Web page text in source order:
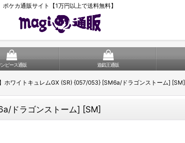
ポケカ通販サイト【1万円以上で送料無料】
ンピース通販 遊戯王通販
】ホワイトキュレムGX (SR) {057/053} [SM6a/ドラゴンストーム] [SM]
ドラゴンストーム] [SM]